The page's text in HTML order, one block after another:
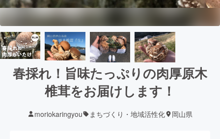
春採れ！旨味たっぷりの肉厚原木
椎茸をお届けします！
moriokaringyou まちづくり・地域活性化 岡山県